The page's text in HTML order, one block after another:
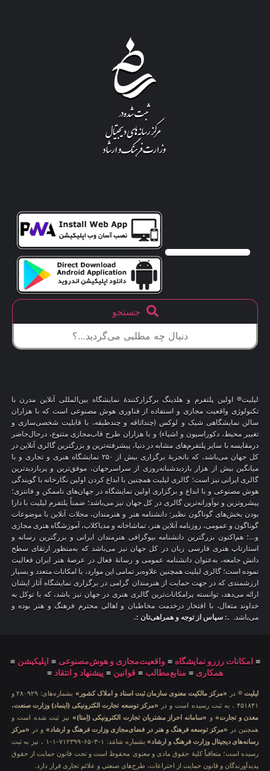
جستجو
لیلیت® اولین پلتفرم و هلدینگ برگزارکنندهٔ نمایشگاه بین‌المللی آنلاین مدرن با
تکنولوژی واقعیت مجازی و استفاده از فناوری هوش مصنوعی است که با هزاران
سالن نمایشگاهی شیک و لوکس (چنداتاقه و چندطبقه، با قابلیت شخصی‌سازی و
تغییر محیط، دکوراسیون و اشیاء) و با هزاران طرح قاب‌مجازی متنوع، درحال‌حاضر
درمقایسه با سایر پلتفرم‌های مشابه در دنیا، پیشرفته‌ترین و بزرگترین گالری آنلاین در
کل جهان می‌باشد، که باتجربهٔ برگزاری بیش از ۲۵۰ نمایشگاه هنری و تجاری و با
میانگین بیش از هزار بازدیدشبانه‌روزی از سراسرجهان، موفق‌ترین و پربازدیدترین
گالری ایرانی نیز است؛ گالری لیلیت همچنین با ابداع کردن اولین نگارخانه با گویندگی
هوش مصنوعی و با ابداع و برگزاری اولین نمایشگاه در جهان‌های ناممکن و فانتزی؛
پیشروترین و نوآورانه‌ترین گالری در کل جهان نیز می‌باشد؛ ضمناً پلتفرم لیلیت با دارا
بودن بخش‌های گوناگون نظیر: دانشنامه هنر و هنرمندان، مجلات آنلاین با موضوعات
گوناگون و عمومی، روزنامه آنلاین هنر، تماشاخانه و مدیاکلاب، آموزشگاه هنری مجازی
و…؛ هم‌اکنون بزرگترین دانشنامه بیوگرافی هنرمندان ایرانی و بزرگترین رسانه و
استارتاپ هنری فارسی زبان در کل جهان نیز می‌باشد که به‌منظور ارتقای سطح
دانش جامعه، به‌عنوان دانشنامه عمومی و رسانهٔ فعال در عرصهٔ هنر ایران فعالیت
نموده است؛ گالری لیلیت همچنین علاوه‌بر تمامی این موارد، با امکانات متعدد و بسیار
ارزشمندی که در جهت حمایت از هنرمندان گرامی در برگزاری نمایشگاه آثار ایشان
ارائه می‌دهد، توانسته پرامکانات‌ترین گالری هنری در جهان نیز باشد، که با توکل به
خداوند متعال، با افتخار درخدمت مخاطبان و اهالی محترم فرهنگ و هنر بوده و
می‌باشد. .: سپاس از توجه و همراهی‌تان :.
≡ امکانات رزرو نمایشگاه ≡واقعیت‌مجازی و هوش‌مصنوعی ≡ اپلیکیشن ≡
همکاری ≡ منابع‌مطالب ≡ قوانین ≡ پیشنهاد و انتقاد ≡
لیلیت® در «مرکز مالکیت معنوی سازمان ثبت اسناد و املاک کشور»
بشماره‌های: ۲۸۰۹۲۹ و
۴۵۱۸۴۱ ، به ثبت رسیده است و در
«مرکز توسعه تجارت الکترونیکی (اینماد) وزارت صنعت،
معدن و تجارت»و «سامانه احراز مشتریان تجارت الکترونیکی (اِمتا)» نیز ثبت شده است و
همچنین در «مرکز توسعه فرهنگ و هنر در فضای‌مجازی وزارت فرهنگ و ارشاد» و در «مرکز
رسانه‌های دیجیتال وزارت فرهنگ و ارشاد»
بشماره شامَد: ۱-۳-۶۵-۷۱۲۳۹۹-۱-۱ ، نیز به ثبت
رسیده است؛ متعاقباً کلیهٔ حقوق مادی و معنوی محفوظ است و تحت قانون حمایت از حقوق
پدیدآورندگان و قانون حمایت از اختراعات، طرح‌های صنعتی و علائم تجاری قرار دارد.